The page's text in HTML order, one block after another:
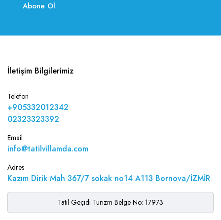
Abone Ol
İletişim Bilgilerimiz
Telefon
+905332012342
02323323392
Email
info@tatilvillamda.com
Adres
Kazım Dirik Mah 367/7 sokak no14 A113 Bornova/İZMİR
Tatil Geçidi Turizm Belge No: 17973